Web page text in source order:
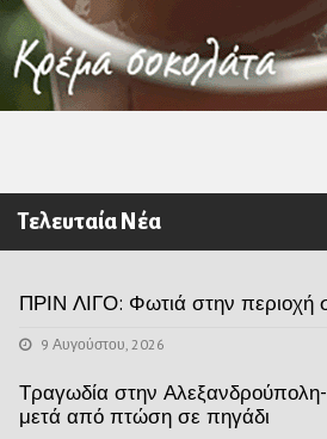
Τελευταία Νέα
ΠΡΙΝ ΛΙΓΟ: Φωτιά στην περιοχή
9 Αυγούστου, 2026
Τραγωδία στην
μετά από πτώση σε πηγάδι